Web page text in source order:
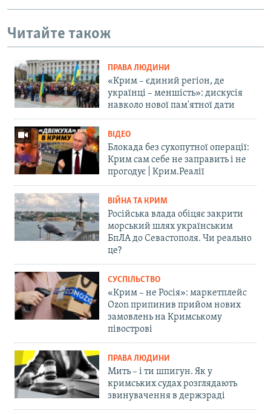
Читайте також
ПРАВА ЛЮДИНИ
«Крим – єдиний регіон, де
українці – меншість»: дискусія
навколо нової пам'ятної дати
ВІДЕО
Блокада без сухопутної операції:
Крим сам себе не заправить і не
прогодує | Крим.Реалії
ВІЙНА ТА КРИМ
Російська влада обіцяє закрити
морський шлях українським
БпЛА до Севастополя. Чи реально
це?
СУСПІЛЬСТВО
«Крим – не Росія»: маркетплейс
Ozon припинив прийом нових
замовлень на Кримському
півострові
ПРАВА ЛЮДИНИ
Мить – і ти шпигун. Як у
кримських судах розглядають
звинувачення в держзраді